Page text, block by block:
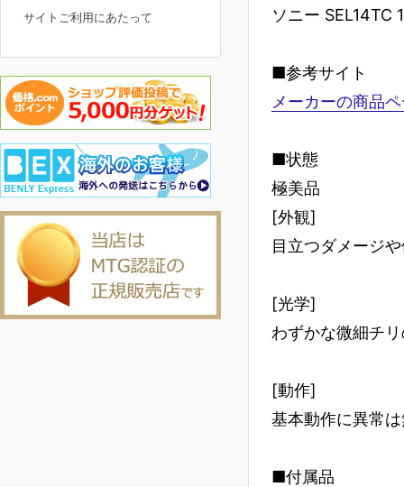
ソニー SEL14TC
■参考サイト
メーカーの商品
■状態
極美品
[外観]
目立つダメージ
[光学]
わずかな微細チ
[動作]
基本動作に異常
■付属品
サイトご利用にあたって